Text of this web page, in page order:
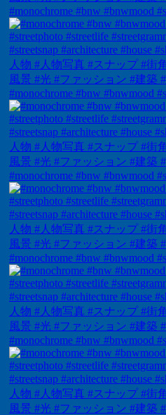
#monochrome #bnw #bnwmood
#monochrome #bnw #bnwmood
#monochrome #bnw #bnwmood
#monochrome #bnw #bnwmood
#monochrome #bnw #bnwmood